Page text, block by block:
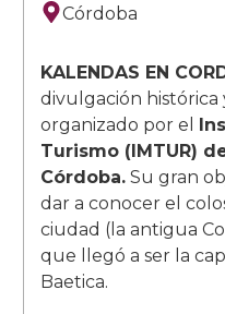
Córdoba
KALENDAS EN
divulgación
organizado por el
Turismo (IMTUR)
Córdoba.Su gran
dar a conocer el
ciudad (la antigua
que llegó a ser la
Baetica.